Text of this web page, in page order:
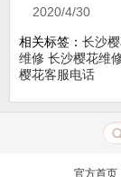
2020/4/30
相关标签： 长沙
维修 长沙樱花维
樱花客服电话
官方首页|